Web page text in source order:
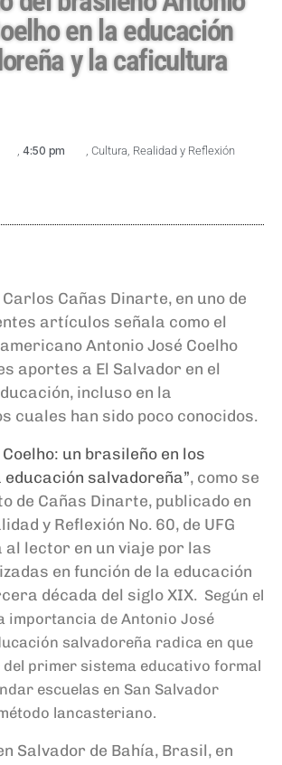
en la educación
y la caficultura
4:50 pm Cultura Realidad y Reflexión
Cañas Dinarte, en uno de
artículos señala como el
Antonio José Coelho
aportes a El Salvador en el
incluso en la
cuales han sido poco conocidos.
un brasileño en los
educación salvadoreña”, como se
de Cañas Dinarte, publicado en
y Reflexión No. 60, de UFG
al lector en un viaje por las
en función de la educación
década del siglo XIX. Según el
importancia de Antonio José
salvadoreña radica en que
primer sistema educativo formal
escuelas en San Salvador
lancasteriano.
Salvador de Bahía, Brasil, en